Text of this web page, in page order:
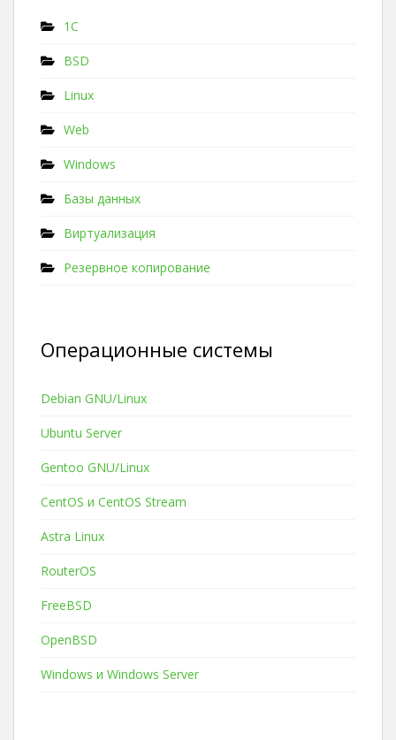
1C
BSD
Linux
Web
Windows
Базы данных
Виртуализация
Резервное копирование
Операционные системы
Debian GNU/Linux
Ubuntu Server
Gentoo GNU/Linux
CentOS и CentOS Stream
Astra Linux
RouterOS
FreeBSD
OpenBSD
Windows и Windows Server